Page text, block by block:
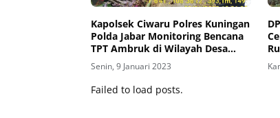
Kapolsek Ciwaru Polres Kuningan
Polda Jabar Monitoring Bencana
TPT Ambruk di Wilayah Desa
Sagaranten
Senin, 9 Januari 2023
Failed to load posts.